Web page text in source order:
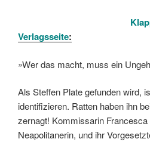
Verlagsseite:
»Wer das macht, muss ein
Als Steffen Plate gefunden wird,
identifizieren. Ratten haben ihn
zernagt! Kommissarin
Neapolitanerin, und ihr